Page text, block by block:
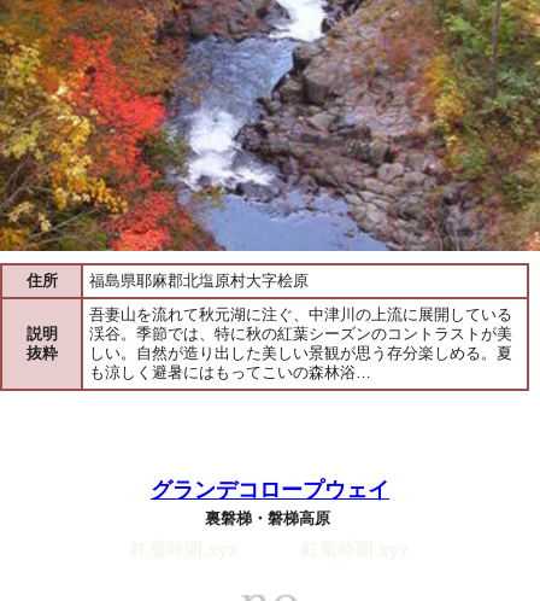
住所 福島県耶麻郡北塩原村大字桧原
説明
抜粋
吾妻山を流れて秋元湖に注ぐ、中津川の上流に展開している
渓谷。季節では、特に秋の紅葉シーズンのコントラストが美
しい。自然が造り出した美しい景観が思う存分楽しめる。夏
も涼しく避暑にはもってこいの森林浴…
グランデコロープウェイ
裏磐梯・磐梯高原